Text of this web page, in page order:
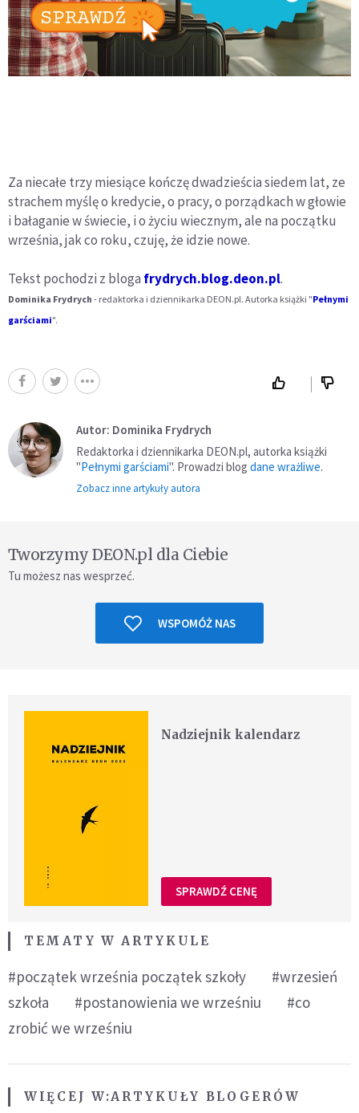
Za niecałe trzy miesiące kończę dwadzieścia siedem lat, ze
strachem myślę o kredycie, o pracy, o porządkach w głowie
i bałaganie w świecie, i o życiu wiecznym, ale na początku
września, jak co roku, czuję, że idzie nowe.
Tekst pochodzi z bloga frydrych.blog.deon.pl.
Dominika Frydrych - redaktorka i dziennikarka DEON.pl. Autorka książki "Pełnymi
garściami".
Autor: Dominika Frydrych
Redaktorka i dziennikarka DEON.pl, autorka książki
"Pełnymi garściami". Prowadzi blog dane wrażliwe.
Zobacz inne artykuły autora
Tworzymy DEON.pl dla Ciebie
Tu możesz nas wesprzeć.
WSPOMÓŻ NAS
Nadziejnik kalendarz
SPRAWDŹ CENĘ
TEMATY W ARTYKULE
#początek września początek szkoły
#wrzesień
szkoła
#postanowienia we wrześniu
#co
zrobić we wrześniu
WIĘCEJ W:ARTYKUŁY BLOGERÓW